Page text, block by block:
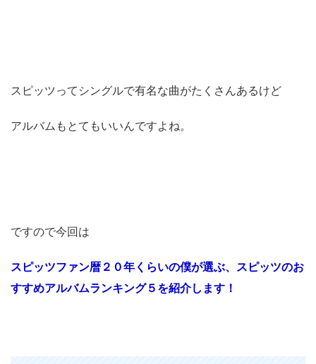
スピッツってシングルで有名な曲がたくさんあるけど
アルバムもとてもいいんですよね。
ですので今回は
スピッツファン暦２０年くらいの僕が選ぶ、スピッツのお
すすめアルバムランキング５を紹介します！